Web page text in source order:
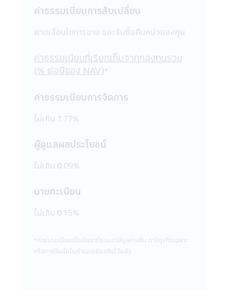
เป็นการกระทำที่ผิดกฎหมายและความผิดที่เป็น
ไปตามพระราชบัญญัติ (พ.ร.บ.) ว่าด้วยการกระ
ทำความผิดเกี่ยวกับคอมพิวเตอร์ ซึ่งผู้กระทำดัง
กล่าวนอกจากจะต้องรับผิดชอบต่อความเสีย
หายในทางแพ่งแล้ว อาจต้องรับโทษในทาง
อาญาอีกด้วย
20. เว็บไซต์ต่างๆ ทั้งในประเทศและต่าง
มือถือนี้ บริษัทจัดการได้จัดรวบรวมขึ้นเพื่อ
นั้นการที่เว็บไซต์ดังกล่าวเสนอข้อมูล ความรู้
ขายสินค้าต่างๆ ที่มีอยู่ในเว็บไซต์ดังกล่าวต่อผู้ที่
สนใจเข้าชมเว็บไซต์นั้น โดยเฉพาะเว็บไซต์ต่าง
ประเทศบางแห่งในปัจจุบันอาจจะยังไม่สามารถ
สินค้าจากเว็บไซต์ดังกล่าวควรต้องศึกษา และ
ตรวจสอบข้อมูล โดยละเอียดก่อนตัดสินใจรับ
บริการซื้อสินค้า หรือดำเนินการใดๆ บริษัท
บริการ หรือการเสนอขายสินค้าต่างๆ รวมทั้งไม่
รับรองความถูกต้องของข้อมูล หรือการเสนอให้
ค่าธรรมเนียมการสับเปลี่ยน
ตามเงื่อนไขการขาย และรับซื้อคืนหน่วยลงทุน
ค่าธรรมเนียมที่เรียกเก็บจากกองทุนรวม
(% ต่อปีของ NAV)*
ค่าธรรมเนียมการจัดการ
ไม่เกิน 1.77%
ผู้ดูแลผลประโยชน์
ไม่เกิน 0.09%
นายทะเบียน
ไม่เกิน 0.15%
*ค่าธรรมเนียมเป็นอัตราที่รวมภาษีมูลค่าเพิ่ม ภาษีธุรกิจเฉพาะ
หรือภาษีอื่นใดในทํานองเดียวกันไว้แล้ว